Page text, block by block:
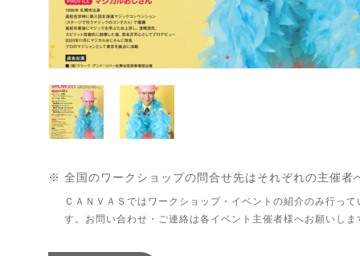
※ 全国のワークショップの問合せ先はそれぞれの主催者
ＣＡＮＶＡＳではワークショップ・イベントの紹介のみ行って
す。お問い合わせ・ご連絡は各イベント主催者様へお願いしま